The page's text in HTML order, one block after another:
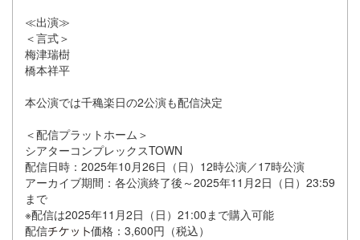
≪出演≫
＜言式＞
梅津瑞樹
橋本祥平
本公演では千穐楽日の2公演も配信決定
＜配信プラットホーム＞
シアターコンプレックスTOWN
配信日時：2025年10月26日（日）12時公演／17時公演
アーカイブ期間：各公演終了後～2025年11月2日（日）23:59
まで
※配信は2025年11月2日（日）21:00まで購入可能
配信
価格：3,600円（税込）